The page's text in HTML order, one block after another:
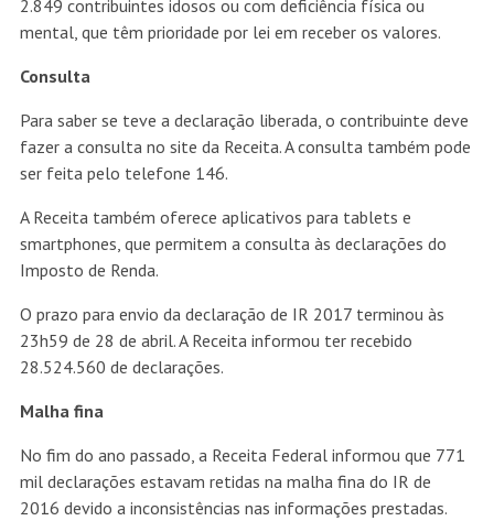
2.849 contribuintes idosos ou com deficiência física ou
mental, que têm prioridade por lei em receber os valores.
Consulta
Para saber se teve a declaração liberada, o contribuinte deve
fazer a consulta no site da Receita. A consulta também pode
ser feita pelo telefone 146.
A Receita também oferece aplicativos para tablets e
smartphones, que permitem a consulta às declarações do
Imposto de Renda.
O prazo para envio da declaração de IR 2017 terminou às
23h59 de 28 de abril. A Receita informou ter recebido
28.524.560 de declarações.
Malha fina
No fim do ano passado, a Receita Federal informou que 771
mil declarações estavam retidas na malha fina do IR de
2016 devido a inconsistências nas informações prestadas.